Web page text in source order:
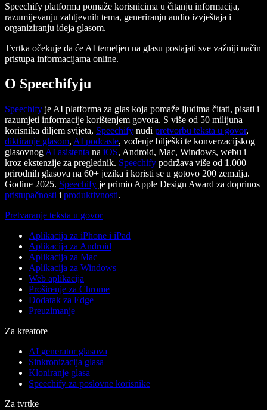
Speechify platforma pomaže korisnicima u čitanju informacija,
razumijevanju zahtjevnih tema, generiranju audio izvještaja i
organiziranju ideja glasom.
Tvrtka očekuje da će AI temeljen na glasu postajati sve važniji način
pristupa informacijama online.
O Speechifyju
Speechify je AI platforma za glas koja pomaže ljudima čitati, pisati i
razumjeti informacije korištenjem govora. S više od 50 milijuna
korisnika diljem svijeta, Speechify nudi pretvorbu teksta u govor,
diktiranje glasom, AI podcaste, vođenje bilješki te konverzacijskog
glasovnog AI asistenta na iOS, Android, Mac, Windows, webu i
kroz ekstenzije za preglednik. Speechify podržava više od 1.000
prirodnih glasova na 60+ jezika i koristi se u gotovo 200 zemalja.
Godine 2025. Speechify je primio Apple Design Award za doprinos
pristupačnosti i produktivnosti.
Pretvaranje teksta u govor
Aplikacija za iPhone i iPad
Aplikacija za Android
Aplikacija za Mac
Aplikacija za Windows
Web aplikacija
Proširenje za Chrome
Dodatak za Edge
Preuzimanje
Za kreatore
AI generator glasova
Sinkronizacija glasa
Kloniranje glasa
Speechify za poslovne korisnike
Za tvrtke